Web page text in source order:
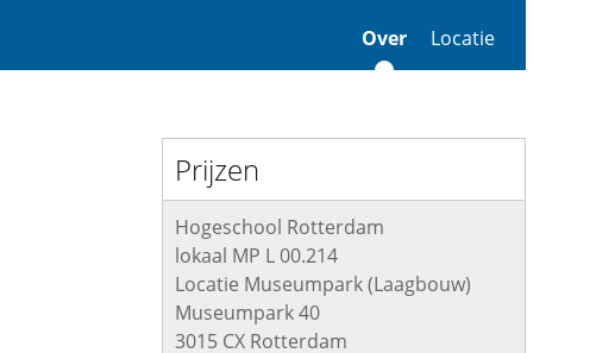
Over Locatie
Prijzen
Hogeschool Rotterdam
lokaal MP L 00.214
Locatie Museumpark (Laagbouw)
Museumpark 40
3015 CX Rotterdam